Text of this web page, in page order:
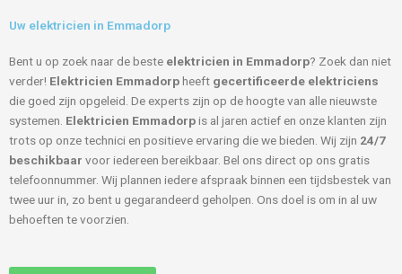
Uw elektricien in Emmadorp
Bent u op zoek naar de beste elektricien in Emmadorp? Zoek dan niet
verder! Elektricien Emmadorpheeft gecertificeerde elektriciens
die goed zijn opgeleid. De experts zijn op de hoogte van alle nieuwste
systemen. Elektricien Emmadorpis al jaren actief en onze klanten zijn
trots op onze technici en positieve ervaring die we bieden. Wij zijn 24/7
beschikbaar voor iedereen bereikbaar. Bel ons direct op ons gratis
telefoonnummer. Wij plannen iedere afspraak binnen een tijdsbestek van
twee uur in, zo bent u gegarandeerd geholpen. Ons doel is om in al uw
behoeften te voorzien.